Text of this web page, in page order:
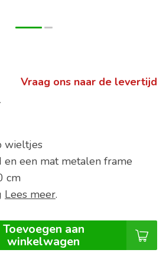
Vraag ons naar de levertijd
wieltjes
een mat metalen frame
cm
Lees meer.
Toevoegen aan
winkelwagen